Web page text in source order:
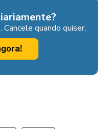
quando quiser.